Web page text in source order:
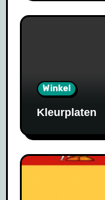
Winkel
Kleurplaten